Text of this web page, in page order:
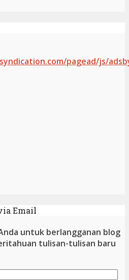
pagead/js/
Email
untuk berlangganan blog
tulisan-tulisan baru